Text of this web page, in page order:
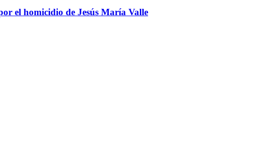
el homicidio de Jesús María Valle